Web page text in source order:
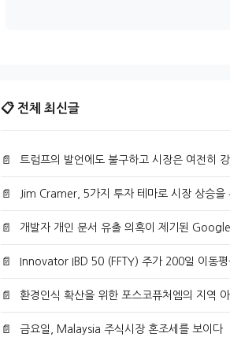
📋 전체 최신글
📄 트럼프의 발언에도 불구하고 시장은 여전히
📄 Jim Cramer, 5가지 투자 테마로 시장 상승을
📄 개발자 개인 문서 유출 의혹이 제기된
📄 Innovator IBD 50 (FFTY) 주가 200일 이동평
📄 환경인식 확산을 위한 포스코퓨처엠의 지역
📄 금요일, Malaysia 주식시장 혼조세를 보이다